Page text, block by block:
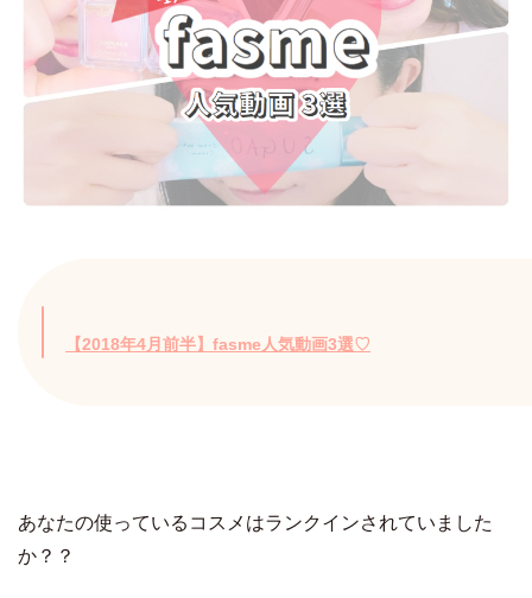
【2018年4月前半】fasme人気動画3選♡
あなたの使っているコスメはランクインされていました
か？？